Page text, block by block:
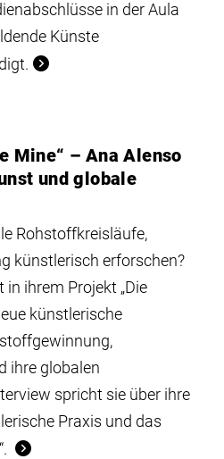
in der Aula
Künste
Mine“ – Ana Alenso
und globale
Rohstoffkreisläufe,
künstlerisch erforschen?
ihrem Projekt „Die
künstlerische
ihre globalen
spricht sie über ihre
Praxis und das